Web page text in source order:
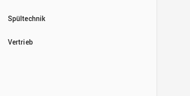
Spültechnik
Vertrieb